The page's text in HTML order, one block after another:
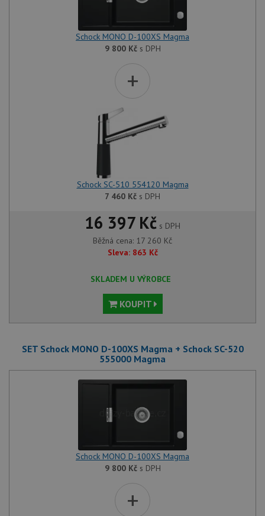
Schock MONO D-100XS Magma
9 800 Kčs DPH
+
Schock SC-510 554120 Magma
7 460 Kč s DPH
16 397 Kč s DPH
Běžná cena: 17 260 Kč
Sleva: 863 Kč
SKLADEM U VÝROBCE
KOUPIT
SET Schock MONO D-100XS Magma + Schock SC-520
555000 Magma
Schock MONO D-100XS Magma
9 800 Kčs DPH
+